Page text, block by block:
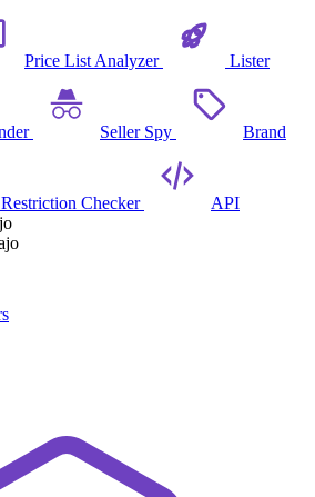
Price List Analyzer Lister
Seller Spy Brand
Checker
API